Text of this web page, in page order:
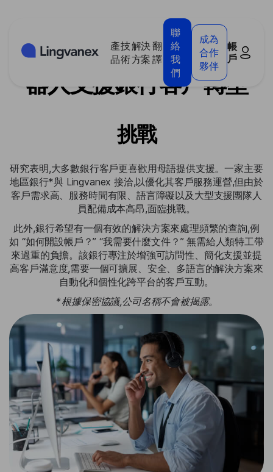
產
品
技
術
解決
方案
翻
譯
聯
絡
我
們
成為
合作
夥伴
帳
戶
使用 Lingvanex 聊天機
器人支援銀行客戶轉型
挑戰
研究表明,大多數銀行客戶更喜歡用母語提供支援。一家主要
地區銀行*與 Lingvanex 接洽,以優化其客戶服務運營,但由於
客戶需求高、服務時間有限、語言障礙以及大型支援團隊人
員配備成本高昂,面臨挑戰。
此外,銀行希望有一個有效的解決方案來處理頻繁的查詢,例
如 “如何開設帳戶？” “我需要什麼文件？” 無需給人類特工帶
來過重的負擔。該銀行專注於增強可訪問性、簡化支援並提
高客戶滿意度,需要一個可擴展、安全、多語言的解決方案來
自動化和個性化跨平台的客戶互動。
* 根據保密協議,公司名稱不會被揭露。